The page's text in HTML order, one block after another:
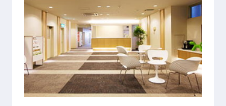
不動産事業部マネージャー